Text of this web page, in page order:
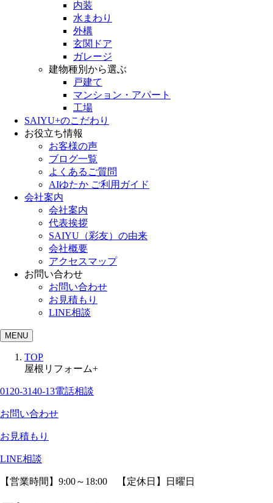
内装
水まわり
外構
玄関ドア
ガレージ
建物種別から選ぶ
戸建て
マンション・アパート
工場
SAIYU+のこだわり
お役立ち情報
お客様の声
ブログ一覧
よくあるご質問
AIゆたか ご利用ガイド
会社案内
会社案内
代表挨拶
SAIYU（彩友）の由来
会社概要
アクセスマップ
お問い合わせ
お問い合わせ
お見積もり
LINE相談
MENU
TOP
屋根リフォーム+
0120-3140-13電話相談
お問い合わせ
お見積もり
LINE相談
【営業時間】9:00～18:00 【定休日】日曜日